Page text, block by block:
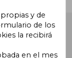
y de
de los
la recibirá
en el mes